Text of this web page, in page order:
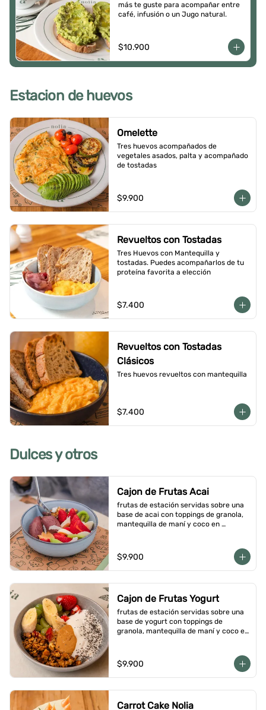
más te guste para acompañar entre
café, infusión o un Jugo natural.
$10.900
Estacion de huevos
Omelette
Tres huevos acompañados de
vegetales asados, palta y acompañado
de tostadas
$9.900
Revueltos con Tostadas
Tres Huevos con Mantequilla y
tostadas. Puedes acompañarlos de tu
proteína favorita a elección
$7.400
Revueltos con Tostadas
Clásicos
Tres huevos revueltos con mantequilla
$7.400
Dulces y otros
Cajon de Frutas Acai
frutas de estación servidas sobre una
base de acai con toppings de granola,
mantequilla de maní y coco en
$9.900
Cajon de Frutas Yogurt
frutas de estación servidas sobre una
base de yogurt con toppings de
granola, mantequilla de maní y coco en
$9.900
Carrot Cake Nolia